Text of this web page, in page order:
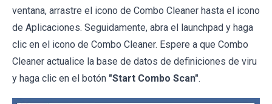
ventana, arrastre el icono de Combo Cleaner hasta el icono
de Aplicaciones. Seguidamente, abra el launchpad y haga
clic en el icono de Combo Cleaner. Espere a que Combo
Cleaner actualice la base de datos de definiciones de viru
y haga clic en el botón "Start Combo Scan".